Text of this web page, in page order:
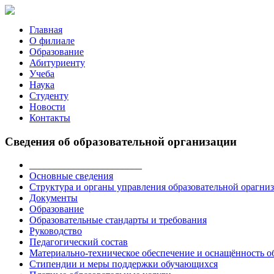
Главная
О филиале
Образование
Абитуриенту
Учеба
Наука
Студенту
Новости
Контакты
Сведения об образовательной организации
Основные сведения
Структура и органы управления образовательной
Документы
Образование
Образовательные стандарты и требования
Руководство
Педагогический состав
Материально-техническое обеспечение и оснащённость
Стипендии и меры поддержки обучающихся